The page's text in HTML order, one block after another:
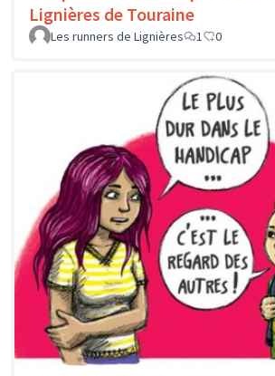
Lignières de Touraine
Les runners de Lignières
1 0